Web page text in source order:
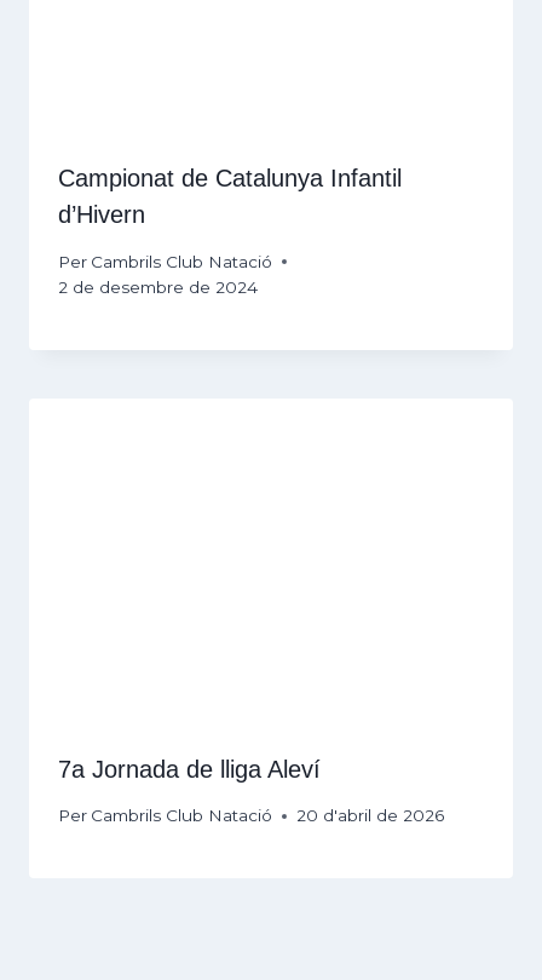
Campionat de Catalunya Infantil
d’Hivern
Per Cambrils Club Natació
2 de desembre de 2024
7a Jornada de lliga Aleví
Per Cambrils Club Natació 20 d'abril de 2026